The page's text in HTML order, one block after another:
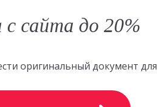
с сайта до 20%
оригинальный документ